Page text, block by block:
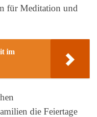
für Meditation und
im
die Feiertage